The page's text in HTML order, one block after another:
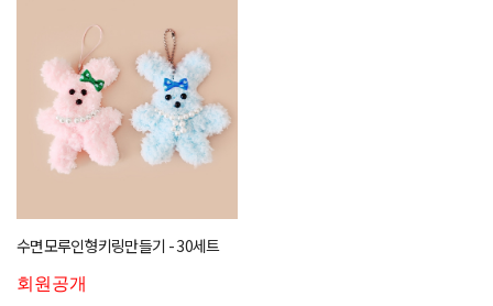
수면모루인형키링만들기 - 30세트
회원공개